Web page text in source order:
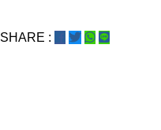
SHARE :